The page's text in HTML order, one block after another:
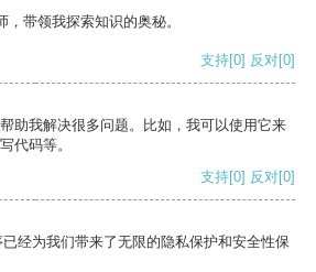
带领我探索知识的奥秘。
支持[0] 反对[0]
助我解决很多问题。比如，我可以使用它来
代码等。
支持[0] 反对[0]
经为我们带来了无限的隐私保护和安全性保